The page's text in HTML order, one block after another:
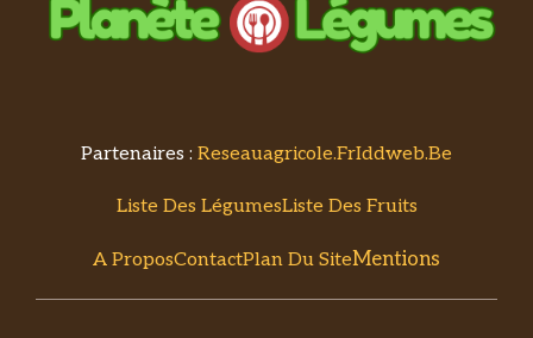
Partenaires : Reseauagricole.frIddweb.be
Liste Des LégumesListe Des Fruits
A ProposContactPlan Du SiteMentions